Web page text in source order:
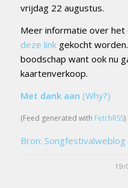
vrijdag 22 augustus.
Meer informatie over het
deze linkgekocht
boodschap want ook nu
kaartenverkoop.
Met dank aan (Why?)
(Feed generated with FetchRSS)
Bron: Songfestivalweblog
19/